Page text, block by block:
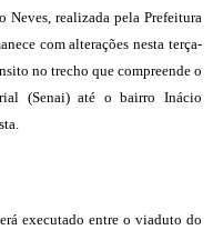
Neves, realizada pela Prefeitura
com alterações nesta terça-
no trecho que compreende o
(Senai) até o bairro Inácio
executado entre o viaduto do